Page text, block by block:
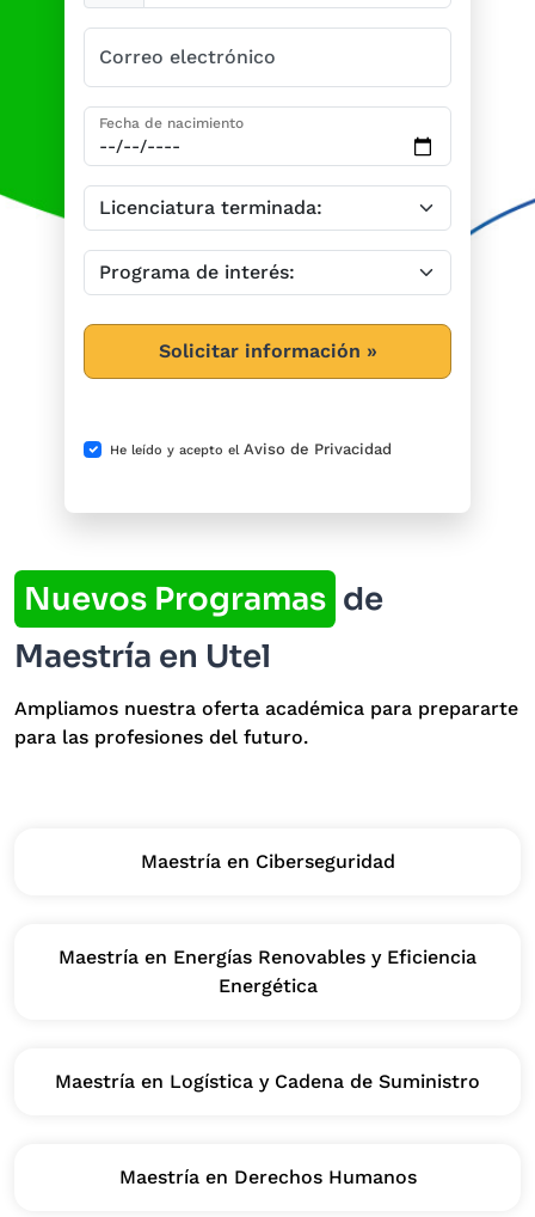
Correo electrónico
Fecha de nacimiento
Solicitar información »
He leído y acepto el Aviso de Privacidad
Nuevos Programas de
Maestría en Utel
Ampliamos nuestra oferta académica para prepararte
para las profesiones del futuro.
Maestría en Ciberseguridad
Maestría en Energías Renovables y Eficiencia
Energética
Maestría en Logística y Cadena de Suministro
Maestría en Derechos Humanos